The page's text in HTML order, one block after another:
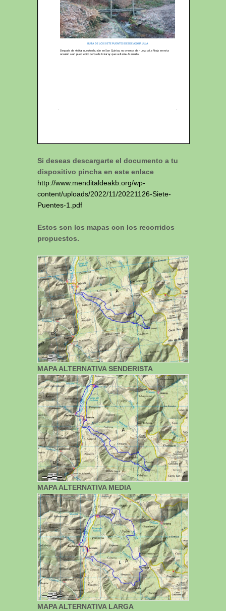
Si deseas descargarte el documento a tu
dispositivo pincha en este enlace
http://www.menditaldeakb.org/wp-
content/uploads/2022/11/20221126-Siete-
Puentes-1.pdf
Estos son los mapas con los recorridos
propuestos.
MAPA ALTERNATIVA SENDERISTA
MAPA ALTERNATIVA MEDIA
MAPA ALTERNATIVA LARGA